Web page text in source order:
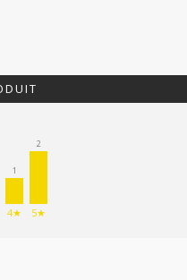
1
4★
2
5★